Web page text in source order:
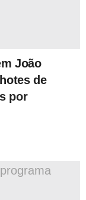
João
de
por